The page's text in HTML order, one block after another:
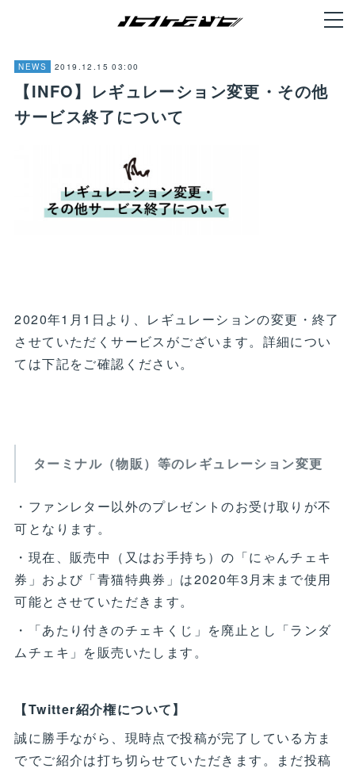
NEWS 2019.12.15 03:00
【INFO】レギュレーション変更・その他
サービス終了について
2020年1月1日より、レギュレーションの変更・終了
させていただくサービスがございます。詳細につい
ては下記をご確認ください。
ターミナル（物販）等のレギュレーション変更
・ファンレター以外のプレゼントのお受け取りが不
可となります。
・現在、販売中（又はお手持ち）の「にゃんチェキ
券」および「青猫特典券」は2020年3月末まで使用
可能とさせていただきます。
・「あたり付きのチェキくじ」を廃止とし「ランダ
ムチェキ」を販売いたします。
【Twitter紹介権について】
誠に勝手ながら、現時点で投稿が完了している方ま
ででご紹介は打ち切らせていただきます。まだ投稿